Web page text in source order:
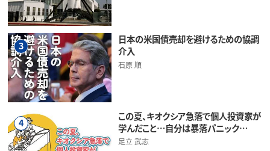
3
日本の米国債売却を避けるための協調
介入
石原 順
4
この夏、キオクシア急落で個人投資家が
学んだこと…自分は暴落パニック…
足立 武志